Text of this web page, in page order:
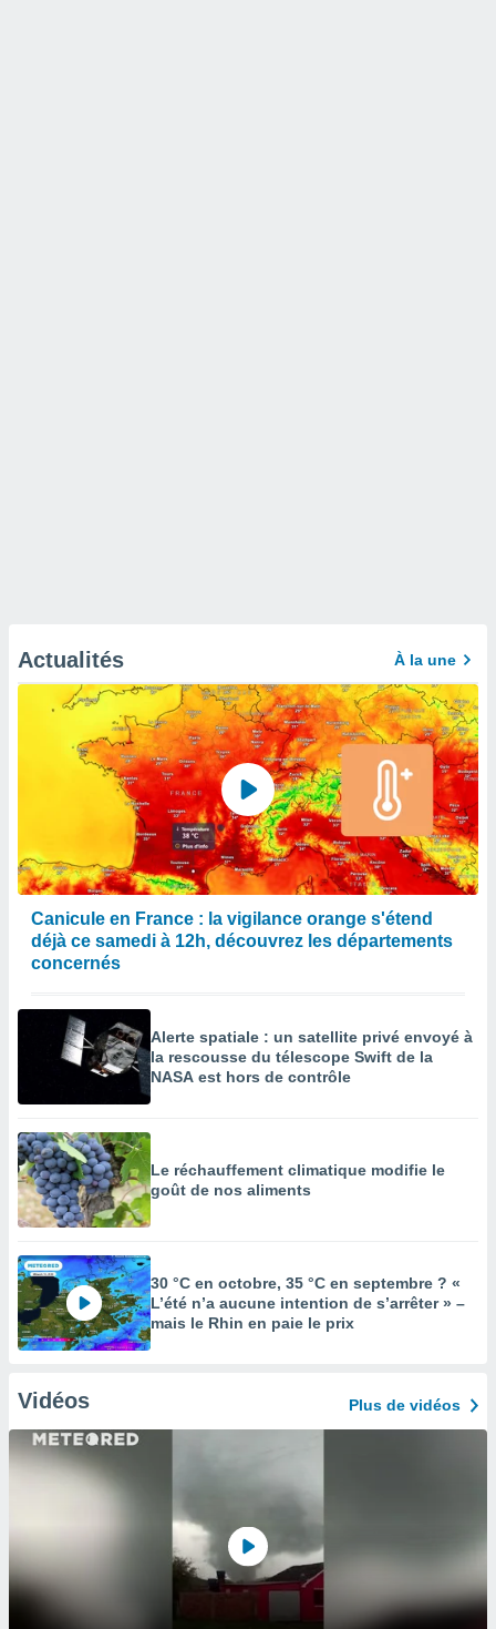
Actualités À la une
Canicule en France : la vigilance orange s'étend
déjà ce samedi à 12h, découvrez les départements
concernés
Alerte spatiale : un satellite privé envoyé à
la rescousse du télescope Swift de la
NASA est hors de contrôle
Le réchauffement climatique modifie le
goût de nos aliments
30 °C en octobre, 35 °C en septembre ? «
L’été n’a aucune intention de s’arrêter » –
mais le Rhin en paie le prix
Vidéos Plus de vidéos